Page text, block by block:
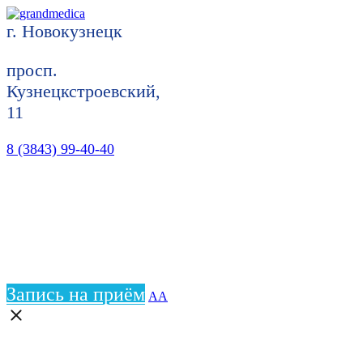
г. Новокузнецк
просп.
Кузнецкстроевский,
11
8 (3843) 99-40-40
Запись на приём АА